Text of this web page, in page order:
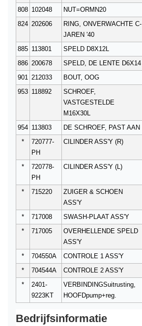
808 102048 NUT=ORMN20
824 202606
RING, ONVERWACHTE C-
JAREN '40
885 113801 SPELD D8X12L
886 200678 SPELD, DE LENTE D6X14
901 212033 BOUT, OOG
953 118892
SCHROEF,
VASTGESTELDE
M16X30L
954 113803 DE SCHROEF, PAST AAN
*
720777-
PH
CILINDER ASS'Y (R)
*
720778-
PH
CILINDER ASS'Y (L)
* 715220
ZUIGER & SCHOEN
ASS'Y
* 717008 SWASH-PLAAT ASS'Y
*
717005
OVERHELLENDE SPELD
ASS'Y
* 704550A CONTROLE 1 ASS'Y
*
704544A CONTROLE 2 ASS'Y
*
2401-
9223KT
VERBINDINGSuitrusting,
HOOFDpump+reg.
Bedrijfsinformatie